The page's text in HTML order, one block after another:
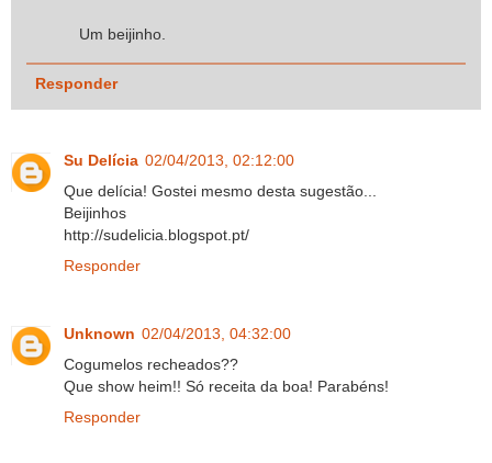
Um beijinho.
Responder
Su Delícia 02/04/2013, 02:12:00
Que delícia! Gostei mesmo desta sugestão...
Beijinhos
http://sudelicia.blogspot.pt/
Responder
Unknown 02/04/2013, 04:32:00
Cogumelos recheados??
Que show heim!! Só receita da boa! Parabéns!
Responder